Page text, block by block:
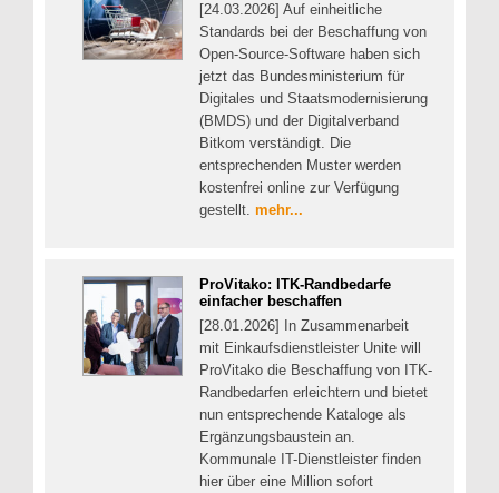
[24.03.2026] Auf einheitliche
Standards bei der Beschaffung von
Open-Source-Software haben sich
jetzt das Bundesministerium für
Digitales und Staatsmodernisierung
(BMDS) und der Digitalverband
Bitkom verständigt. Die
entsprechenden Muster werden
kostenfrei online zur Verfügung
gestellt. mehr...
ProVitako: ITK-Randbedarfe
einfacher beschaffen
[28.01.2026] In Zusammenarbeit
mit Einkaufsdienstleister Unite will
ProVitako die Beschaffung von ITK-
Randbedarfen erleichtern und bietet
nun entsprechende Kataloge als
Ergänzungsbaustein an.
Kommunale IT-Dienstleister finden
hier über eine Million sofort